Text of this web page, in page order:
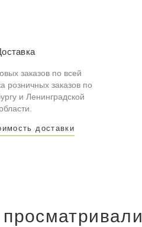
заказов по всей
розничных заказов по
и Ленинградской
доставки